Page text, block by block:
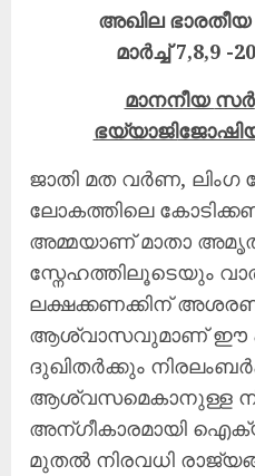
അഖില ഭാരതീയ
മാര്ച്ച് 7,8,9 -
മാനനീയ സര്
ഭയ്യാജി
ജാതി മത വര്‍ണ, ലിംഗ
ലോകത്തിലെ
അമ്മയാണ് മാതാ
സ്നേഹത്തിലൂടെയും
ലക്ഷക്കണക്കിന്‌
ആശ്വാസവുമാണ് ഈ
ദുഖിതര്‍ക്കും
ആശ്വസമെകാനുള്ള
അന്ഗീകാരമായി
മുതല്‍ നിരവധി